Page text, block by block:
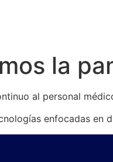
la
al personal
enfocadas en